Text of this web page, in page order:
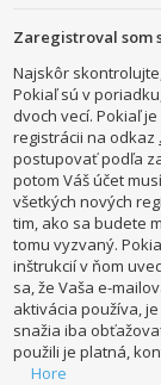
Zaregistroval som
Najskôr
Pokiaľ sú v
dvoch vecí. Pokiaľ
registrácii na odkaz
postupovať podľa
potom Váš účet
všetkých nových
tim, ako sa budete
tomu vyzvaný.
inštrukcií v ňom
sa, že Vaša e-
aktivácia používa,
snažia iba
použili je platná,
Hore